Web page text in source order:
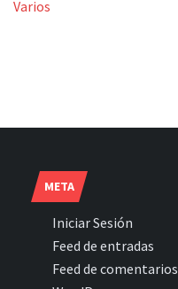
Varios
META
Iniciar Sesión
Feed de entradas
Feed de comentarios